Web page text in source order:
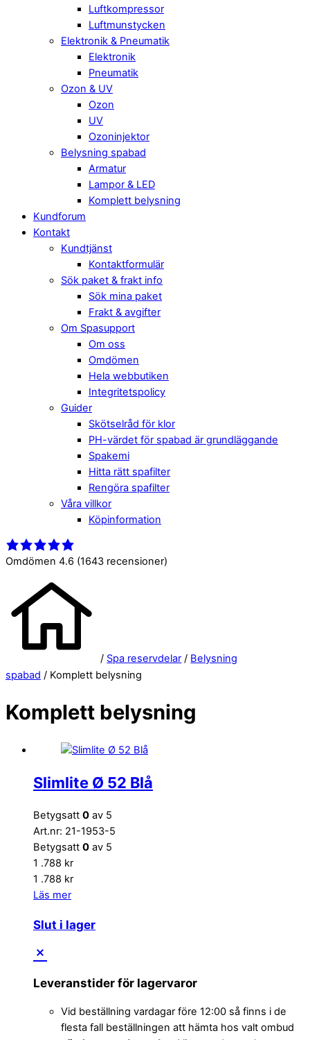
Luftkompressor
Luftmunstycken
Elektronik & Pneumatik
Elektronik
Pneumatik
Ozon & UV
Ozon
UV
Ozoninjektor
Belysning spabad
Armatur
Lampor & LED
Komplett belysning
Kundforum
Kontakt
Kundtjänst
Kontaktformulär
Sök paket & frakt info
Sök mina paket
Frakt & avgifter
Om Spasupport
Om oss
Omdömen
Hela webbutiken
Integritetspolicy
Guider
Skötselråd för klor
PH-värdet för spabad är grundläggande
Spakemi
Hitta rätt spafilter
Rengöra spafilter
Våra villkor
Köpinformation
Close
Menu
Menu
Omdömen 4.6 (1643 recensioner)
/ Spa reservdelar / Belysning
spabad / Komplett belysning
Komplett belysning
Slimlite Ø 52 Blå
Betygsatt 0 av 5
Art.nr: 21-1953-5
Betygsatt 0 av 5
1 .788 kr
1 .788 kr
Läs mer
Slut i lager
Leveranstider för lagervaror
Vid beställning vardagar före 12:00 så finns i de
flesta fall beställningen att hämta hos valt ombud